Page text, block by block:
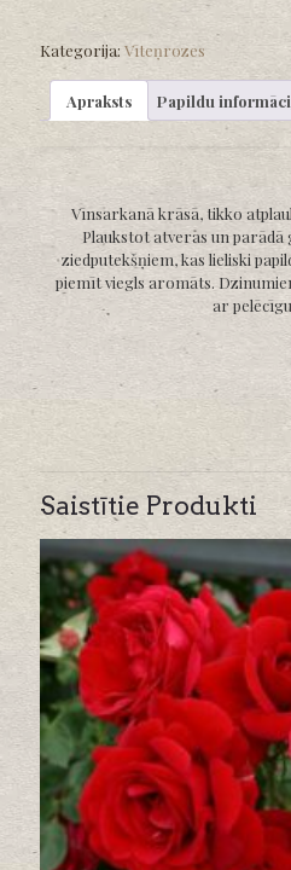
Kategorija: Vīteņrozes
Apraksts Papildu
Vīnsarkanā krāsā, tikko
Plaukstot atveras un parādā
ziedputekšņiem, kas lieliski
piemīt viegls aromāts.
ar
Saistītie Produkti